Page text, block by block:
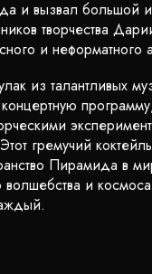
и вызвал большой
творчества
и неформатного
из талантливых
гремучий
Пирамида в
и